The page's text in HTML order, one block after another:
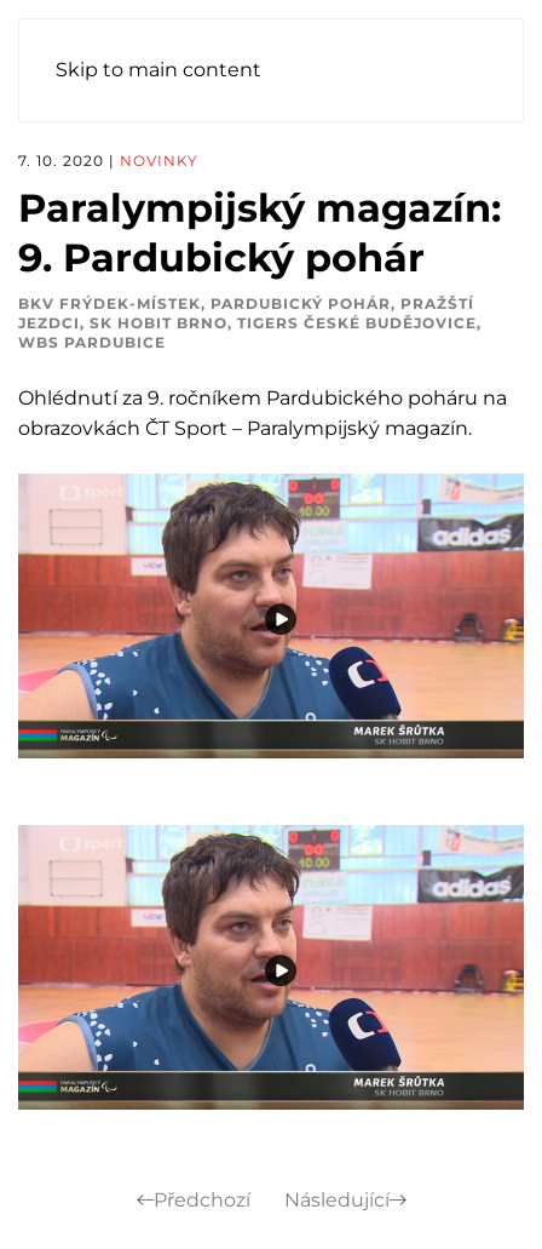
Skip to main content
7. 10. 2020 | NOVINKY
Paralympijský magazín:
9. Pardubický pohár
BKV FRÝDEK-MÍSTEK, PARDUBICKÝ POHÁR, PRAŽŠTÍ
JEZDCI, SK HOBIT BRNO, TIGERS ČESKÉ BUDĚJOVICE,
WBS PARDUBICE
Ohlédnutí za 9. ročníkem Pardubického poháru na
obrazovkách ČT Sport – Paralympijský magazín.
Předchozí Následující